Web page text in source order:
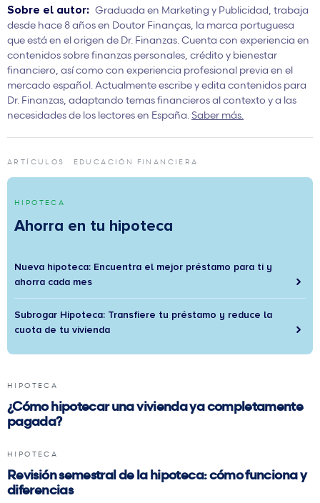
Sobre el autor: Graduada en Marketing y Publicidad, trabaja
desde hace 8 años en Doutor Finanças, la marca portuguesa
que está en el origen de Dr. Finanzas. Cuenta con experiencia en
contenidos sobre finanzas personales, crédito y bienestar
financiero, así como con experiencia profesional previa en el
mercado español. Actualmente escribe y edita contenidos para
Dr. Finanzas, adaptando temas financieros al contexto y a las
necesidades de los lectores en España. Saber más.
ARTÍCULOS EDUCACIÓN FINANCIERA
HIPOTECA
Ahorra en tu hipoteca
Nueva hipoteca: Encuentra el mejor préstamo para ti y
ahorra cada mes
Subrogar Hipoteca: Transfiere tu préstamo y reduce la
cuota de tu vivienda
HIPOTECA
¿Cómo hipotecar una vivienda ya completamente
pagada?
HIPOTECA
Revisión semestral de la hipoteca: cómo funciona y
diferencias